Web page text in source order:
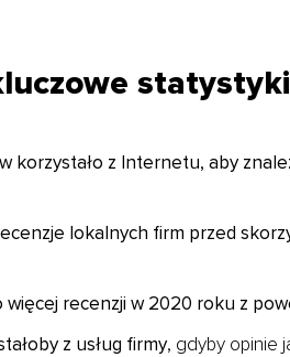
statystyki
korzystało z Internetu, aby
lokalnych firm przed
recenzji w 2020 roku z
z usług firmy, gdyby opinie